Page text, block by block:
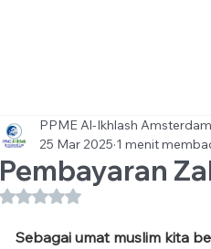
Pembayaran
PPME Al-Ikhlash Amsterdam
25 Mar 2025 1 menit
Dinilai NaN dari 5 bintang.
Sebagai umat muslim kita